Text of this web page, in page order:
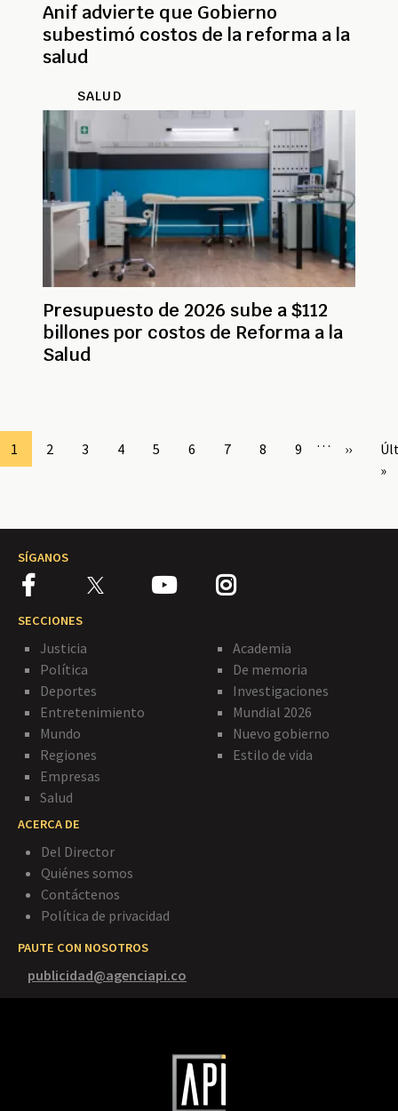
Anif advierte que Gobierno
subestimó costos de la reforma a la
salud
SALUD
Presupuesto de 2026 sube a $112
billones por costos de Reforma a la
Salud
Page
1 Page
2 Page
3 Page
4 Page
5 Page
6 Page
7 Page
8 Page
9 …
página
››
»
SÍGANOS
SECCIONES
Justicia
Política
Deportes
Entretenimiento
Mundo
Regiones
Empresas
Salud
Academia
De memoria
Investigaciones
Mundial 2026
Nuevo gobierno
Estilo de vida
ACERCA DE
Del Director
Quiénes somos
Contáctenos
Política de privacidad
PAUTE CON NOSOTROS
publicidad@agenciapi.co